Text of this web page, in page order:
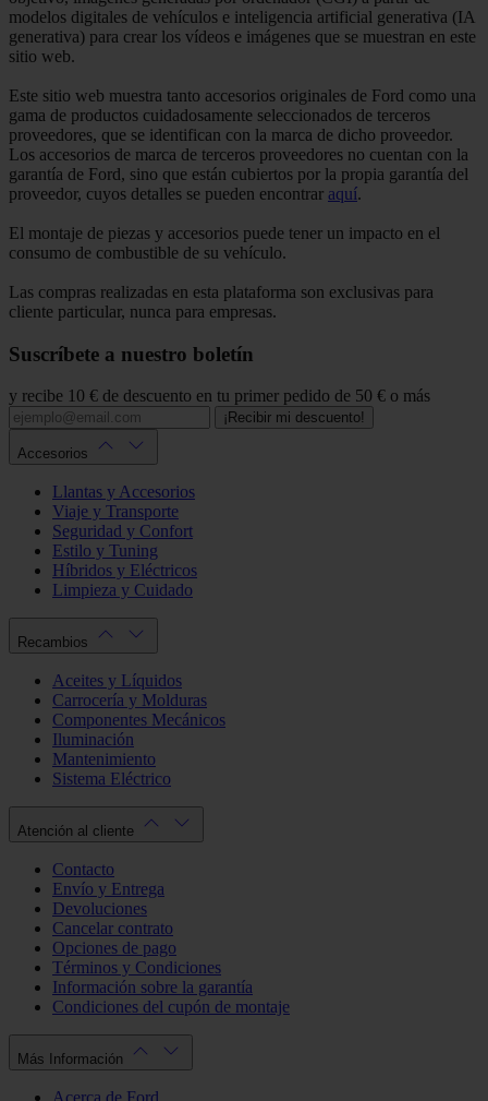
modelos digitales de vehículos e inteligencia artificial generativa (IA
generativa) para crear los vídeos e imágenes que se muestran en este
sitio web.
Este sitio web muestra tanto accesorios originales de Ford como una
gama de productos cuidadosamente seleccionados de terceros
proveedores, que se identifican con la marca de dicho proveedor.
Los accesorios de marca de terceros proveedores no cuentan con la
garantía de Ford, sino que están cubiertos por la propia garantía del
proveedor, cuyos detalles se pueden encontrar aquí.
El montaje de piezas y accesorios puede tener un impacto en el
consumo de combustible de su vehículo.
Las compras realizadas en esta plataforma son exclusivas para
cliente particular, nunca para empresas.
Suscríbete a nuestro boletín
y recibe 10 € de descuento en tu primer pedido de 50 € o más
¡Recibir mi descuento!
Accesorios
Llantas y Accesorios
Viaje y Transporte
Seguridad y Confort
Estilo y Tuning
Híbridos y Eléctricos
Limpieza y Cuidado
Recambios
Aceites y Líquidos
Carrocería y Molduras
Componentes Mecánicos
Iluminación
Mantenimiento
Sistema Eléctrico
Atención al cliente
Contacto
Envío y Entrega
Devoluciones
Cancelar contrato
Opciones de pago
Términos y Condiciones
Información sobre la garantía
Condiciones del cupón de montaje
Más Información